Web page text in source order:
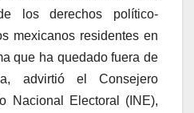
los derechos político-
mexicanos residentes en
que ha quedado fuera de
advirtió el Consejero
Nacional Electoral (INE),